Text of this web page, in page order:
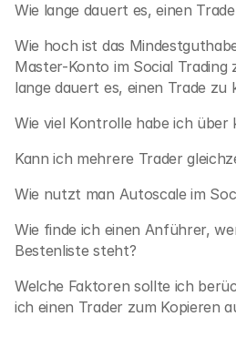
Wie lange dauert es, einen
Wie hoch ist das
Master-Konto im Social Trading
lange dauert es, einen Trade zu
Wie viel Kontrolle habe ich über
Kann ich mehrere Trader
Wie nutzt man Autoscale im
Wie finde ich einen Anführer,
Bestenliste steht?
Welche Faktoren sollte ich
ich einen Trader zum Kopieren